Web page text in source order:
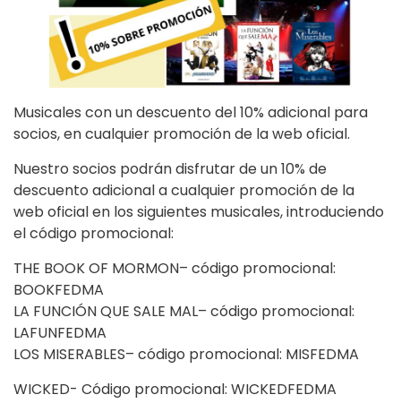
Musicales con un descuento del 10% adicional para
socios, en cualquier promoción de la web oficial.
Nuestro socios podrán disfrutar de un 10% de
descuento adicional a cualquier promoción de la
web oficial en los siguientes musicales, introduciendo
el código promocional:
THE BOOK OF MORMON– código promocional:
BOOKFEDMA
LA FUNCIÓN QUE SALE MAL– código promocional:
LAFUNFEDMA
LOS MISERABLES– código promocional: MISFEDMA
WICKED- Código promocional: WICKEDFEDMA